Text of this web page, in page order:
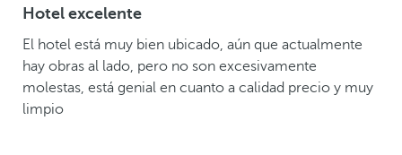
Hotel excelente
El hotel está muy bien ubicado, aún que actualmente
hay obras al lado, pero no son excesivamente
molestas, está genial en cuanto a calidad precio y muy
limpio